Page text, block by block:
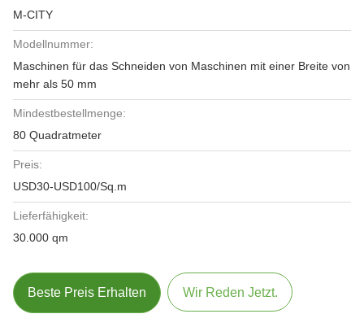
M-CITY
Modellnummer:
Maschinen für das Schneiden von Maschinen mit einer Breite von
mehr als 50 mm
Mindestbestellmenge:
80 Quadratmeter
Preis:
USD30-USD100/Sq.m
Lieferfähigkeit:
30.000 qm
Beste Preis Erhalten Wir Reden Jetzt.